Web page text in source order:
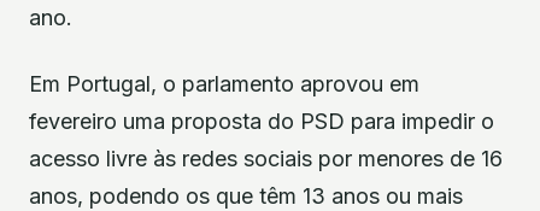
ano.
Em Portugal, o parlamento aprovou em
fevereiro uma proposta do PSD para impedir o
acesso livre às redes sociais por menores de 16
anos, podendo os que têm 13 anos ou mais